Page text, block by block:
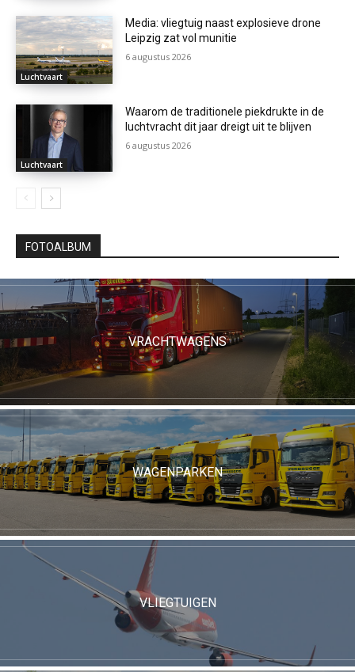
Luchtvaart
Media: vliegtuig naast explosieve drone
Leipzig zat vol munitie
6 augustus 2026
Luchtvaart
Waarom de traditionele piekdrukte in de
luchtvracht dit jaar dreigt uit te blijven
6 augustus 2026
FOTOALBUM
VRACHTWAGENS
WAGENPARKEN
VLIEGTUIGEN